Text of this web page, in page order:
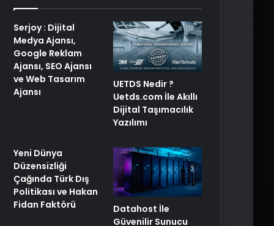
Serjoy : Dijital
Medya Ajansı,
Google Reklam
Ajansı, SEO Ajansı
ve Web Tasarım
Ajansı
UETDS Nedir ?
Uetds.com İle Akıllı
Dijital Taşımacılık
Yazılımı
Yeni Dünya
Düzensizliği
Çağında Türk Dış
Politikası ve Hakan
Fidan Faktörü
Datahost İle
Güvenilir Sunucu